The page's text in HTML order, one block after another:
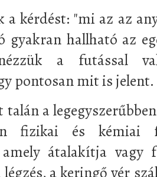
a kérdést: "mi az az
gyakran hallható az
a futással
pontosan mit is jelent.
talán a
fizikai és kémiai
amely átalakítja vagy
a keringő vér